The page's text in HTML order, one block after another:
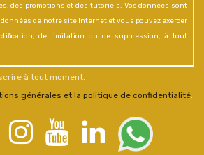
des promotions et des tutoriels. Vos données sont
données de notre site Internet et vous pouvez exercer
de limitation ou de suppression, à tout
à tout moment.
générales et la politique de confidentialité.